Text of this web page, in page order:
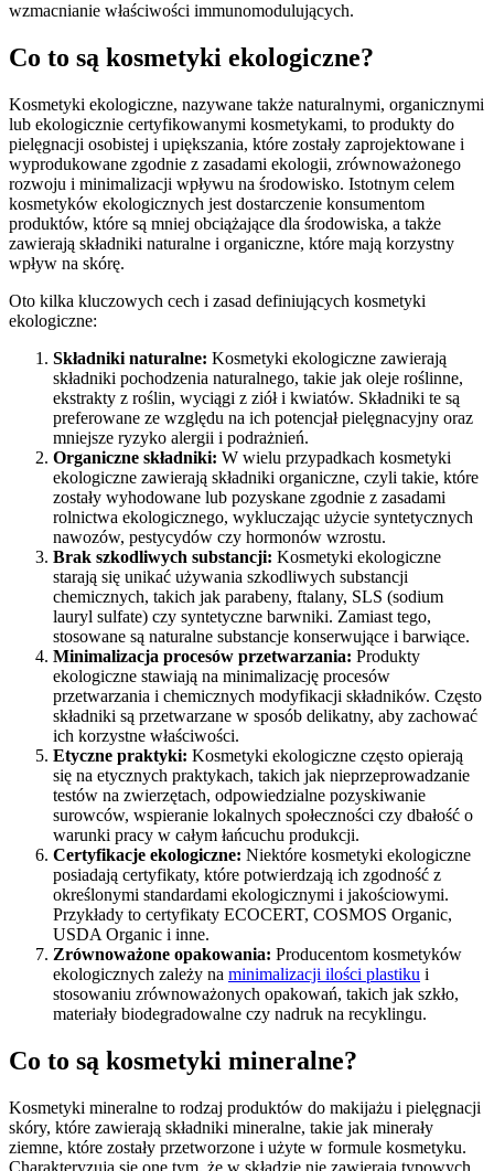
wzmacnianie właściwości immunomodulujących.
Co to są kosmetyki ekologiczne?
Kosmetyki ekologiczne, nazywane także naturalnymi, organicznymi
lub ekologicznie certyfikowanymi kosmetykami, to produkty do
pielęgnacji osobistej i upiększania, które zostały zaprojektowane i
wyprodukowane zgodnie z zasadami ekologii, zrównoważonego
rozwoju i minimalizacji wpływu na środowisko. Istotnym celem
kosmetyków ekologicznych jest dostarczenie konsumentom
produktów, które są mniej obciążające dla środowiska, a także
zawierają składniki naturalne i organiczne, które mają korzystny
wpływ na skórę.
Oto kilka kluczowych cech i zasad definiujących kosmetyki
ekologiczne:
Składniki naturalne: Kosmetyki ekologiczne zawierają
składniki pochodzenia naturalnego, takie jak oleje roślinne,
ekstrakty z roślin, wyciągi z ziół i kwiatów. Składniki te są
preferowane ze względu na ich potencjał pielęgnacyjny oraz
mniejsze ryzyko alergii i podrażnień.
Organiczne składniki: W wielu przypadkach kosmetyki
ekologiczne zawierają składniki organiczne, czyli takie, które
zostały wyhodowane lub pozyskane zgodnie z zasadami
rolnictwa ekologicznego, wykluczając użycie syntetycznych
nawozów, pestycydów czy hormonów wzrostu.
Brak szkodliwych substancji: Kosmetyki ekologiczne
starają się unikać używania szkodliwych substancji
chemicznych, takich jak parabeny, ftalany, SLS (sodium
lauryl sulfate) czy syntetyczne barwniki. Zamiast tego,
stosowane są naturalne substancje konserwujące i barwiące.
Minimalizacja procesów przetwarzania: Produkty
ekologiczne stawiają na minimalizację procesów
przetwarzania i chemicznych modyfikacji składników. Często
składniki są przetwarzane w sposób delikatny, aby zachować
ich korzystne właściwości.
Etyczne praktyki: Kosmetyki ekologiczne często opierają
się na etycznych praktykach, takich jak nieprzeprowadzanie
testów na zwierzętach, odpowiedzialne pozyskiwanie
surowców, wspieranie lokalnych społeczności czy dbałość o
warunki pracy w całym łańcuchu produkcji.
Certyfikacje ekologiczne: Niektóre kosmetyki ekologiczne
posiadają certyfikaty, które potwierdzają ich zgodność z
określonymi standardami ekologicznymi i jakościowymi.
Przykłady to certyfikaty ECOCERT, COSMOS Organic,
USDA Organic i inne.
Zrównoważone opakowania: Producentom kosmetyków
ekologicznych zależy na minimalizacji ilości plastiku i
stosowaniu zrównoważonych opakowań, takich jak szkło,
materiały biodegradowalne czy nadruk na recyklingu.
Co to są kosmetyki mineralne?
Kosmetyki mineralne to rodzaj produktów do makijażu i pielęgnacji
skóry, które zawierają składniki mineralne, takie jak minerały
ziemne, które zostały przetworzone i użyte w formule kosmetyku.
Charakteryzują się one tym, że w składzie nie zawierają typowych